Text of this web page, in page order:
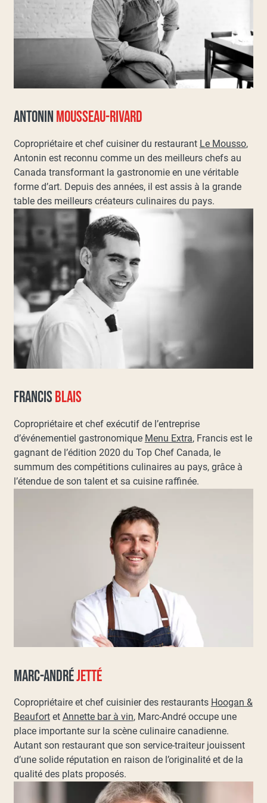
ANTONINMOUSSEAU-RIVARD
Copropriétaire et chef cuisiner du restaurant Le Mousso,
Antonin est reconnu comme un des meilleurs chefs au
Canada transformant la gastronomie en une véritable
forme d’art. Depuis des années, il est assis à la grande
table des meilleurs créateurs culinaires du pays.
FRANCISBLAIS
Copropriétaire et chef exécutif de l’entreprise
d’événementiel gastronomique Menu Extra, Francis est le
gagnant de l’édition 2020 du Top Chef Canada, le
summum des compétitions culinaires au pays, grâce à
l’étendue de son talent et sa cuisine raffinée.
MARC-ANDRÉJETTÉ
Copropriétaire et chef cuisinier des restaurants Hoogan &
Beaufortet Annette bar à vin, Marc-André occupe une
place importante sur la scène culinaire canadienne.
Autant son restaurant que son service-traiteur jouissent
d’une solide réputation en raison de l’originalité et de la
qualité des plats proposés.